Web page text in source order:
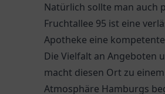
Natürlich sollte man auch
Fruchtallee 95 ist eine
Apotheke eine
Die Vielfalt an Angeboten
macht diesen Ort zu
Atmosphäre Hamburgs